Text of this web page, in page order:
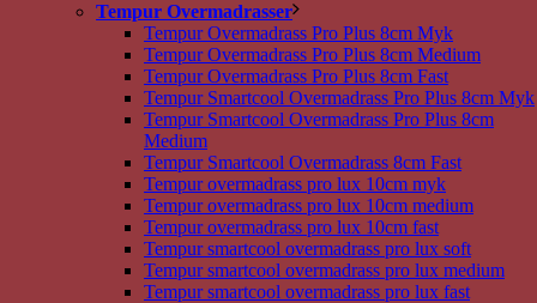
Tempur Overmadrasser
Tempur Overmadrass Pro Plus 8cm Myk
Tempur Overmadrass Pro Plus 8cm Medium
Tempur Overmadrass Pro Plus 8cm Fast
Tempur Smartcool Overmadrass Pro Plus 8cm Myk
Tempur Smartcool Overmadrass Pro Plus 8cm
Medium
Tempur Smartcool Overmadrass 8cm Fast
Tempur overmadrass pro lux 10cm myk
Tempur overmadrass pro lux 10cm medium
Tempur overmadrass pro lux 10cm fast
Tempur smartcool overmadrass pro lux soft
Tempur smartcool overmadrass pro lux medium
Tempur smartcool overmadrass pro lux fast